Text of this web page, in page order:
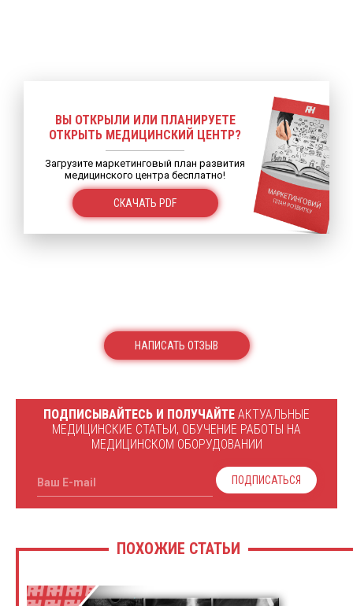
ВЫ ОТКРЫЛИ ИЛИ ПЛАНИРУЕТЕ
ОТКРЫТЬ МЕДИЦИНСКИЙ ЦЕНТР?
Загрузите маркетинговый план развития
медицинского центра бесплатно!
СКАЧАТЬ PDF
НАПИСАТЬ ОТЗЫВ
ПОДПИСЫВАЙТЕСЬ И ПОЛУЧАЙТЕ АКТУАЛЬНЫЕ
МЕДИЦИНСКИЕ СТАТЬИ, ОБУЧЕНИЕ РАБОТЫ НА
МЕДИЦИНСКОМ ОБОРУДОВАНИИ
Ваш E-mail ПОДПИСАТЬСЯ
ПОХОЖИЕ СТАТЬИ